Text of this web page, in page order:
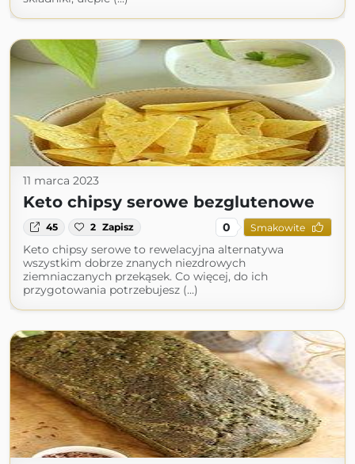
11 marca 2023
Keto chipsy serowe bezglutenowe
45 2 Zapisz 0 Smakowite
Keto chipsy serowe to rewelacyjna alternatywa
wszystkim dobrze znanych niezdrowych
ziemniaczanych przekąsek. Co więcej, do ich
przygotowania potrzebujesz (...)